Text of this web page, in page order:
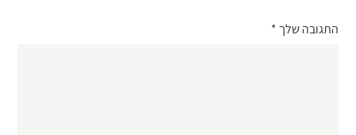
התגובה שלך*